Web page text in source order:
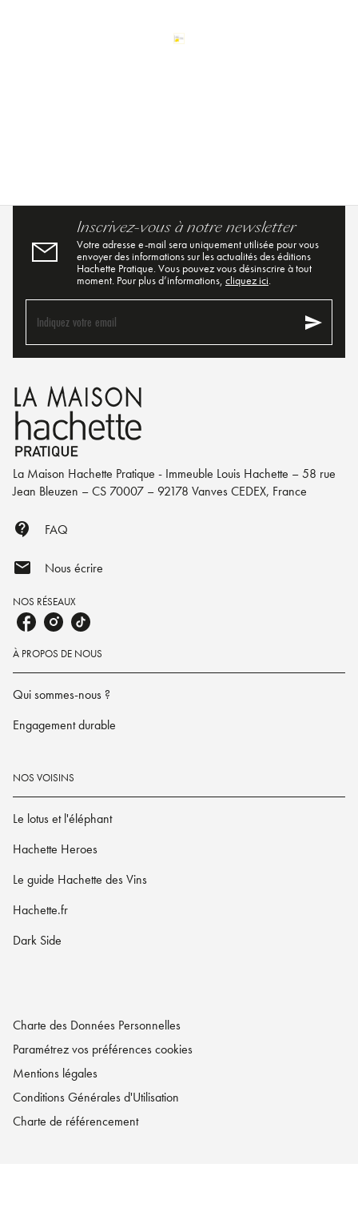
Inscrivez-vous à notre newsletter
Votre adresse e-mail sera uniquement utilisée pour vous
envoyer des informations sur les actualités des éditions
Hachette Pratique. Vous pouvez vous désinscrire à tout
moment. Pour plus d’informations, cliquez ici.
Indiquez votre email send
La Maison Hachette Pratique - Immeuble Louis Hachette – 58 rue
Jean Bleuzen – CS 70007 – 92178 Vanves CEDEX, France
contact_support FAQ
mail Nous écrire
NOS RÉSEAUX
À PROPOS DE NOUS
Qui sommes-nous ?
Engagement durable
NOS VOISINS
Le lotus et l'éléphant
Hachette Heroes
Le guide Hachette des Vins
Hachette.fr
Dark Side
Charte des Données Personnelles
Paramétrez vos préférences cookies
Mentions légales
Conditions Générales d'Utilisation
Charte de référencement